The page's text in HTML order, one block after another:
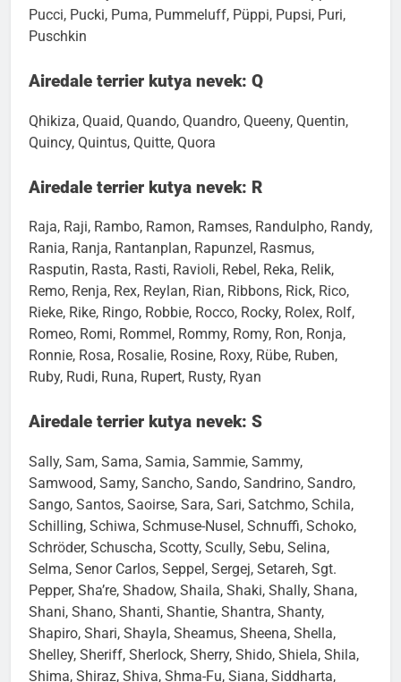
Prema, Pretty, Prinz, Prinz Richie Von Wurstzippel,
Pucci, Pucki, Puma, Pummeluff, Püppi, Pupsi, Puri,
Qhikiza, Quaid, Quando, Quandro, Queeny, Quentin,
Raja, Raji, Rambo, Ramon, Ramses, Randulpho, Randy,
Rania, Ranja, Rantanplan, Rapunzel, Rasmus,
Rasputin, Rasta, Rasti, Ravioli, Rebel, Reka, Relik,
Remo, Renja, Rex, Reylan, Rian, Ribbons, Rick, Rico,
Rieke, Rike, Ringo, Robbie, Rocco, Rocky, Rolex, Rolf,
Romeo, Romi, Rommel, Rommy, Romy, Ron, Ronja,
Ronnie, Rosa, Rosalie, Rosine, Roxy, Rübe, Ruben,
Sally, Sam, Sama, Samia, Sammie, Sammy,
Samwood, Samy, Sancho, Sando, Sandrino, Sandro,
Sango, Santos, Saoirse, Sara, Sari, Satchmo, Schila,
Schilling, Schiwa, Schmuse-Nusel, Schnuffi, Schoko,
Schröder, Schuscha, Scotty, Scully, Sebu, Selina,
Selma, Senor Carlos, Seppel, Sergej, Setareh, Sgt.
Pepper, Sha’re, Shadow, Shaila, Shaki, Shally, Shana,
Shani, Shano, Shanti, Shantie, Shantra, Shanty,
Shapiro, Shari, Shayla, Sheamus, Sheena, Shella,
Shelley, Sheriff, Sherlock, Sherry, Shido, Shiela, Shila,